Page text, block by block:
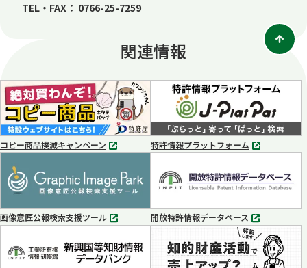
TEL・FAX： 0766-25-7259
関連情報
コピー商品撲滅キャンペーン
別
で
開
く
特許情報プラットフォーム
別
ブ
で
く
画像意匠公報検索支援ツール
別
ブ
で
開放特許情報データベース
別
タ
ブ
で